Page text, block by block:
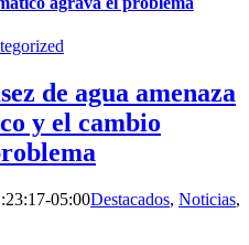
de agua amenaza
y el cambio
05:00Destacados, Noticias,